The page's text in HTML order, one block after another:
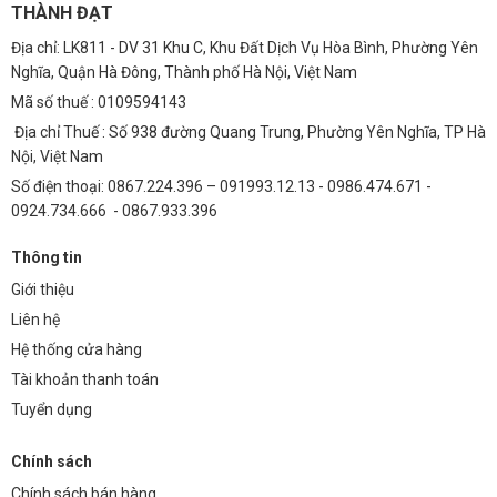
Chiếu sáng sân vườn:
Đường liên thôn:
Cung cấp ánh sáng an toàn và hiệu quả cho các
Khu công nghiệp: Chiếu sáng các khu vực sản xuất, kho vận, và
các công trình công cộng trong KCN.
3.1 Ứng dụng chi tiết
điện, đèn pha LED 5054 COB TF 300w (TDLF54C-L300) là giải pháp lý
tưởng để chiếu sáng các tuyến đường liên thôn, đảm bảo an toàn
giao thông và sinh hoạt cho người dân.
ánh sáng trắng hoặc trung tính, giúp người lái xe dễ dàng quan sát
và đỗ xe an toàn.
Khu công nghiệp:
khả năng chống chịu thời tiết tốt, phù hợp với môi trường công
nghiệp khắc nghiệt.
4. Lợi ích của việc sử dụng đèn LED
THÀNH ĐẠT
Địa chỉ: LK811 - DV 31 Khu C, Khu Đất Dịch Vụ Hòa Bình, Phường Yên
Nghĩa, Quận Hà Đông, Thành phố Hà Nội, Việt Nam
Mã số thuế : 0109594143
Địa chỉ Thuế : Số 938 đường Quang Trung, Phường Yên Nghĩa, TP Hà
Nội, Việt Nam
Số điện thoại: 0867.224.396 – 091993.12.13 - 0986.474.671 -
0924.734.666 - 0867.933.396
Thông tin
Giới thiệu
Liên hệ
Hệ thống cửa hàng
Tài khoản thanh toán
Tuyển dụng
Chính sách